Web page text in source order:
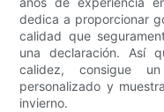
dedica a proporcionar
calidad que
una declaración. Así
calidez, consigue
personalizado y
invierno.